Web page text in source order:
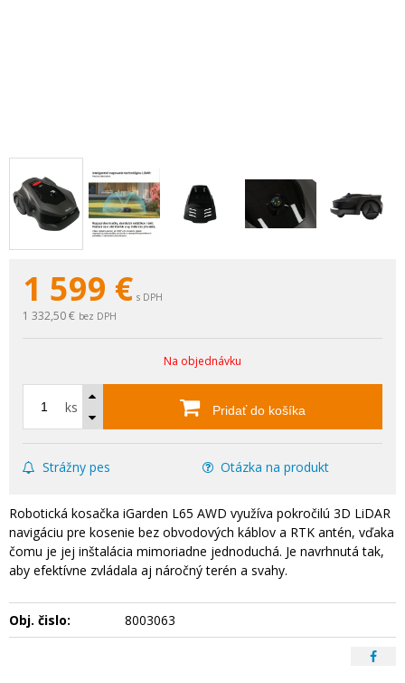
1 599 € s DPH
1 332,50 € bez DPH
Na objednávku
ks Pridať do košíka
Strážny pes Otázka na produkt
Robotická kosačka iGarden L65 AWD využíva pokročilú 3D LiDAR
navigáciu pre kosenie bez obvodových káblov a RTK antén, vďaka
čomu je jej inštalácia mimoriadne jednoduchá. Je navrhnutá tak,
aby efektívne zvládala aj náročný terén a svahy.
Obj. čislo: 8003063